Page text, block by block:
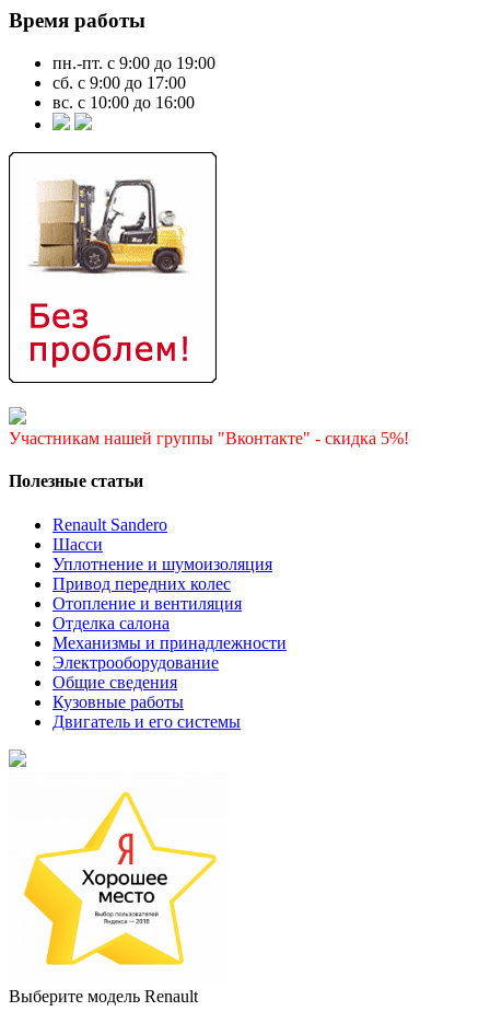
Время работы
пн.-пт. с 9:00 до 19:00
сб. с 9:00 до 17:00
вс. с 10:00 до 16:00
Участникам нашей группы "Вконтакте" - скидка 5%!
Полезные статьи
Renault Sandero
Шасси
Уплотнение и шумоизоляция
Привод передних колес
Отопление и вентиляция
Отделка салона
Механизмы и принадлежности
Электрооборудование
Общие сведения
Кузовные работы
Двигатель и его системы
Выберите модель Renault